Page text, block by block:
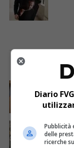
I
dietro il
CRONACA
Acqua
le
Diario
Pubblicità
delle
ricerche